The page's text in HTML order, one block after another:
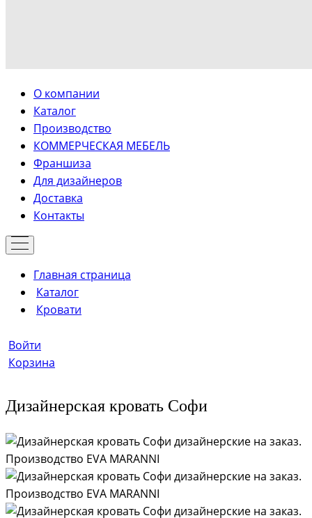
О компании
Каталог
Производство
КОММЕРЧЕСКАЯ МЕБЕЛЬ
Франшиза
Для дизайнеров
Доставка
Контакты
Главная страница
Каталог
Кровати
Войти
Корзина
Дизайнерская кровать Софи